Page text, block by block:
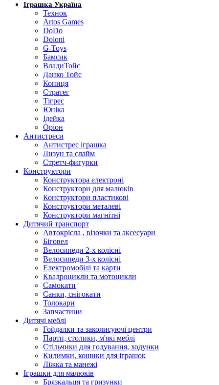
Іграшка Україна
Технок
Artos Games
DoDo
Doloni
G-Toys
Бамсик
ВладиТойс
Данко Тойс
Копиця
Стратег
Тігрес
Юніка
Ідейка
Оріон
Антистреси
Антистрес іграшка
Лизун та слайм
Стретч-фигурки
Конструктори
Конструктора електроні
Конструктори для малюків
Конструктори пластикові
Конструктори металеві
Конструктори магнітні
Дитячий транспорт
Автокрісла , візочки та аксесуари
Біговел
Велосипеди 2-х колісні
Велосипеди 3-х колісні
Електромобілі та карти
Квадроцикли та мотоцикли
Самокати
Санки, снігокати
Толокари
Запчастини
Дитячі меблі
Гойдалки та заколисуючі центри
Парти, столики, м'які меблі
Стільчики для годування, ходунки
Килимки, кошики для іграшок
Ліжка та манежі
Іграшки для малюків
Брязкальця та гризунки